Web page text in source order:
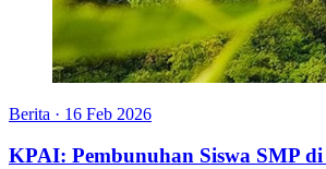
Berita · 16 Feb 2026
KPAI: Pembunuhan Siswa SMP